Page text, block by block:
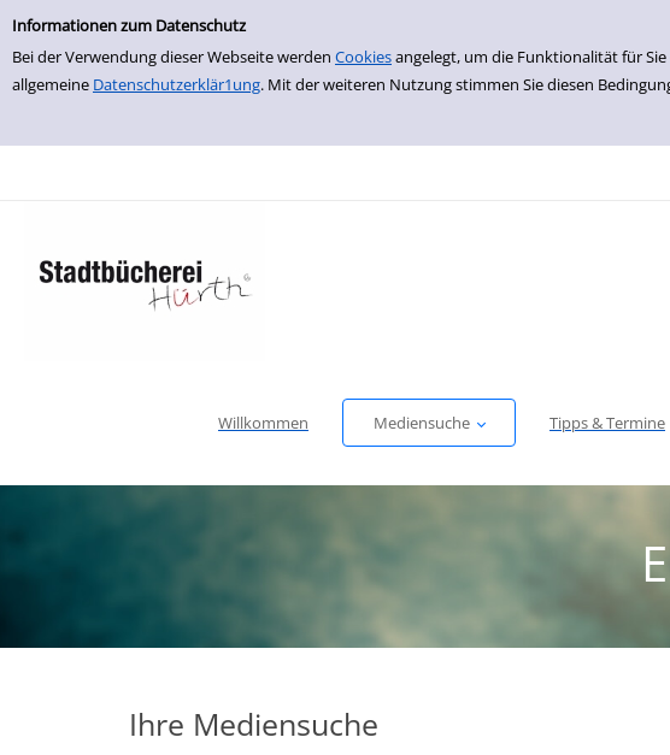
Einfache Suche
Informationen zum Datenschutz
Bei der Verwendung dieser Webseite werden Cookiesangelegt, um die Funktionalität für
allgemeine Datenschutzerklär1ung. Mit der weiteren Nutzung stimmen Sie diesen
zur Navigation springen
zum Inhalt springen
Zu den Suchfiltern springen
Zur Trefferliste springen
Willkommen Mediensuche Tipps & Termine
Ihre Mediensuche